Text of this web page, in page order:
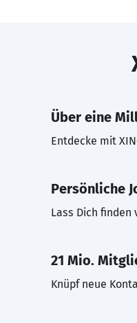
Über eine
Entdecke mit
Persönliche
Lass Dich finden
21 Mio.
Knüpf neue